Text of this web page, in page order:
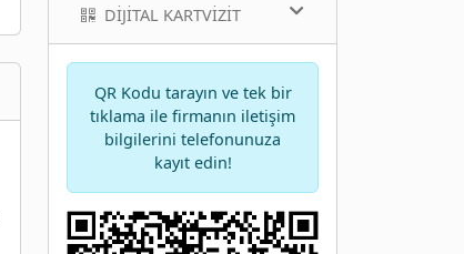
DIJITAL KARTVIZIT
QR Kodu tarayın ve tek bir
tıklama ile firmanın iletişim
bilgilerini telefonunuza
kayıt edin!